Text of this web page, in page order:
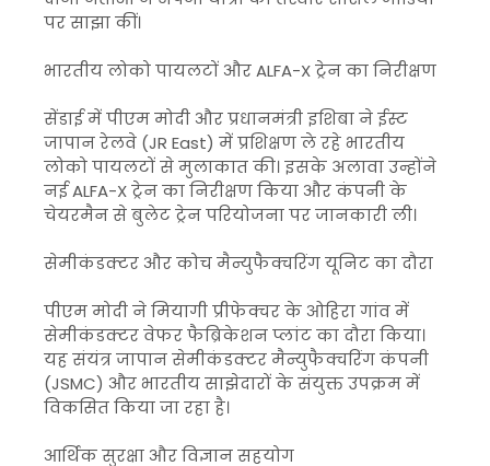
पर साझा कीं।
भारतीय लोको पायलटों और ALFA-X ट्रेन का निरीक्षण
सेंडाई में पीएम मोदी और प्रधानमंत्री इशिबा ने ईस्ट
जापान रेलवे (JR East) में प्रशिक्षण ले रहे भारतीय
लोको पायलटों से मुलाकात की। इसके अलावा उन्होंने
नई ALFA-X ट्रेन का निरीक्षण किया और कंपनी के
चेयरमैन से बुलेट ट्रेन परियोजना पर जानकारी ली।
सेमीकंडक्टर और कोच मैन्युफैक्चरिंग यूनिट का दौरा
पीएम मोदी ने मियागी प्रीफेक्चर के ओहिरा गांव में
सेमीकंडक्टर वेफर फैब्रिकेशन प्लांट का दौरा किया।
यह संयंत्र जापान सेमीकंडक्टर मैन्युफैक्चरिंग कंपनी
(JSMC) और भारतीय साझेदारों के संयुक्त उपक्रम में
विकसित किया जा रहा है।
आर्थिक सुरक्षा और विज्ञान सहयोग